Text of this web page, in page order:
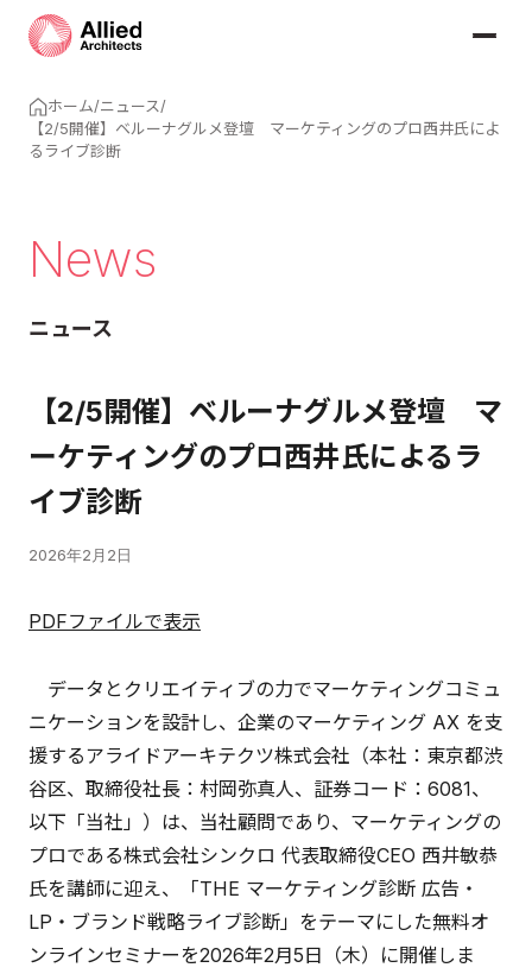
ホーム/ニュース/
【2/5開催】ベルーナグルメ登壇 マーケティングのプロ西井氏によ
るライブ診断
News
ニュース
【2/5開催】ベルーナグルメ登壇 マ
ーケティングのプロ西井氏によるラ
イブ診断
2026年2月2日
PDFファイルで表示
データとクリエイティブの力でマーケティングコミュ
ニケーションを設計し、企業のマーケティング AX を支
援するアライドアーキテクツ株式会社（本社：東京都渋
谷区、取締役社長：村岡弥真人、証券コード：6081、
以下「当社」）は、当社顧問であり、マーケティングの
プロである株式会社シンクロ 代表取締役CEO 西井敏恭
氏を講師に迎え、「THE マーケティング診断 広告・
LP・ブランド戦略ライブ診断」をテーマにした無料オ
ンラインセミナーを2026年2月5日（木）に開催しま